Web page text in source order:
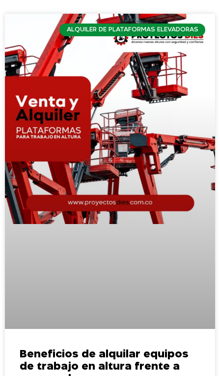
ALQUILER DE PLATAFORMAS ELEVADORAS
Beneficios de alquilar equipos
de trabajo en altura frente a